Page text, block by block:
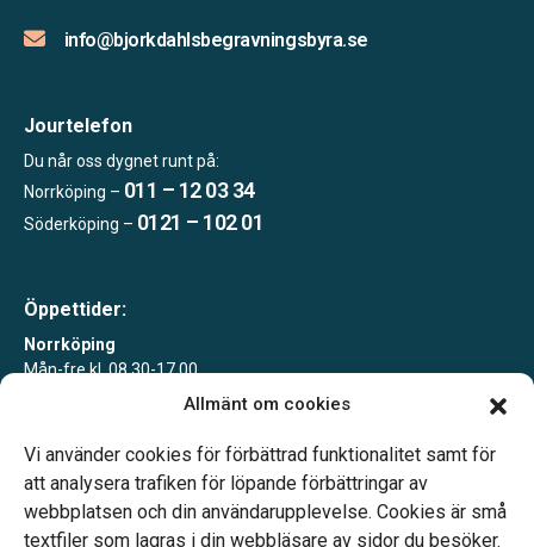
Allmänt om cookies
Vi använder cookies för förbättrad funktionalitet samt för
att analysera trafiken för löpande förbättringar av
webbplatsen och din användarupplevelse. Cookies är små
textfiler som lagras i din webbläsare av sidor du besöker.
info@bjorkdahlsbegravningsbyra.se
Jourtelefon
Du når oss dygnet runt på:
Norrköping – 011 – 12 03 34
Söderköping – 0121 – 102 01
Öppettider:
Norrköping
Mån-fre kl. 08.30-17.00
Tisdagar 10-15 eller enligt överenskommelse